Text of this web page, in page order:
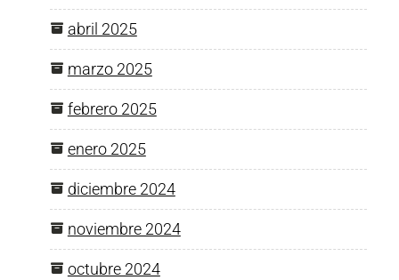
abril 2025
marzo 2025
febrero 2025
enero 2025
diciembre 2024
noviembre 2024
octubre 2024